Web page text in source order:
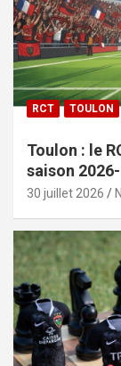
RCT TOULON
Toulon : le
saison
30 juillet 2026